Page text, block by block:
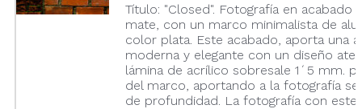
Título: "Closed". Fotografía en acabado
mate, con un marco minimalista de
color plata. Este acabado, aporta una
moderna y elegante con un diseño
lámina de acrílico sobresale 1´5 mm.
del marco, aportando a la fotografía
de profundidad. La fotografía con este